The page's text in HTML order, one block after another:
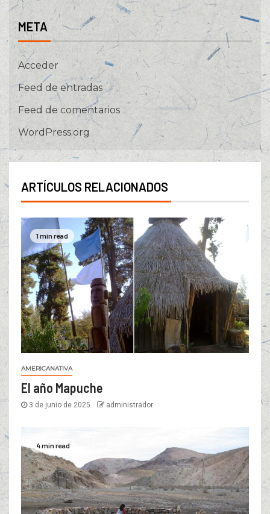
META
Acceder
Feed de entradas
Feed de comentarios
WordPress.org
ARTÍCULOS RELACIONADOS
1 min read
AMERICANATIVA
El año Mapuche
3 de junio de 2025 administrador
4 min read